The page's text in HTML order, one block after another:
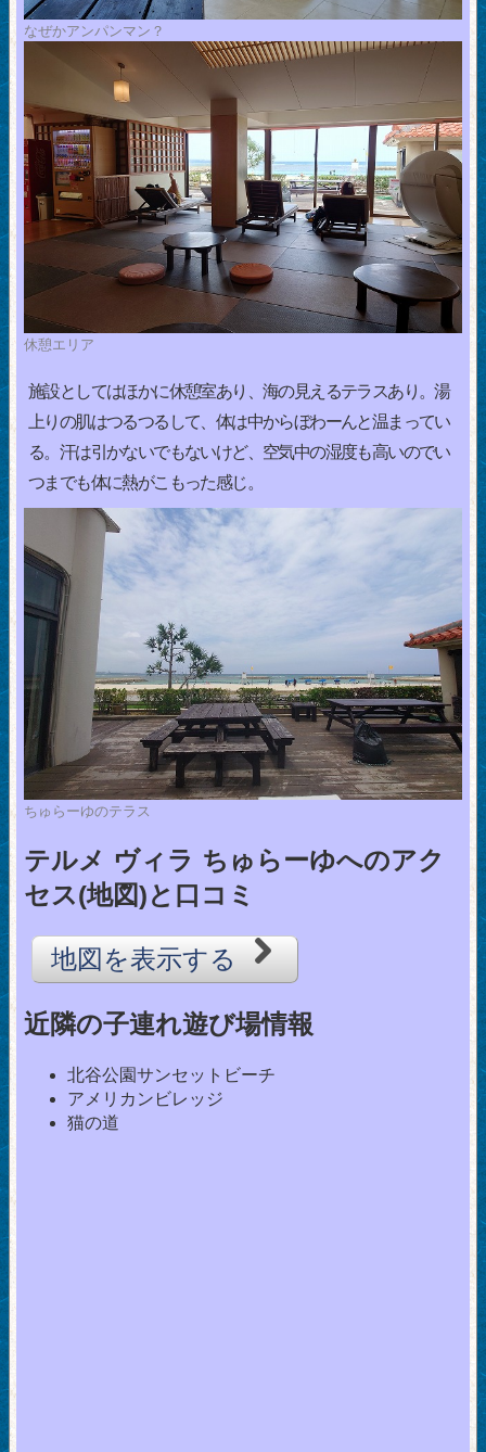
なぜかアンパンマン？
休憩エリア
施設としてはほかに休憩室あり、海の見えるテラスあり。湯
上りの肌はつるつるして、体は中からぼわーんと温まってい
る。汗は引かないでもないけど、空気中の湿度も高いのでい
つまでも体に熱がこもった感じ。
ちゅらーゆのテラス
テルメ ヴィラ ちゅらーゆへのアク
セス(地図)と口コミ
地図を表示する
近隣の子連れ遊び場情報
北谷公園サンセットビーチ
アメリカンビレッジ
猫の道